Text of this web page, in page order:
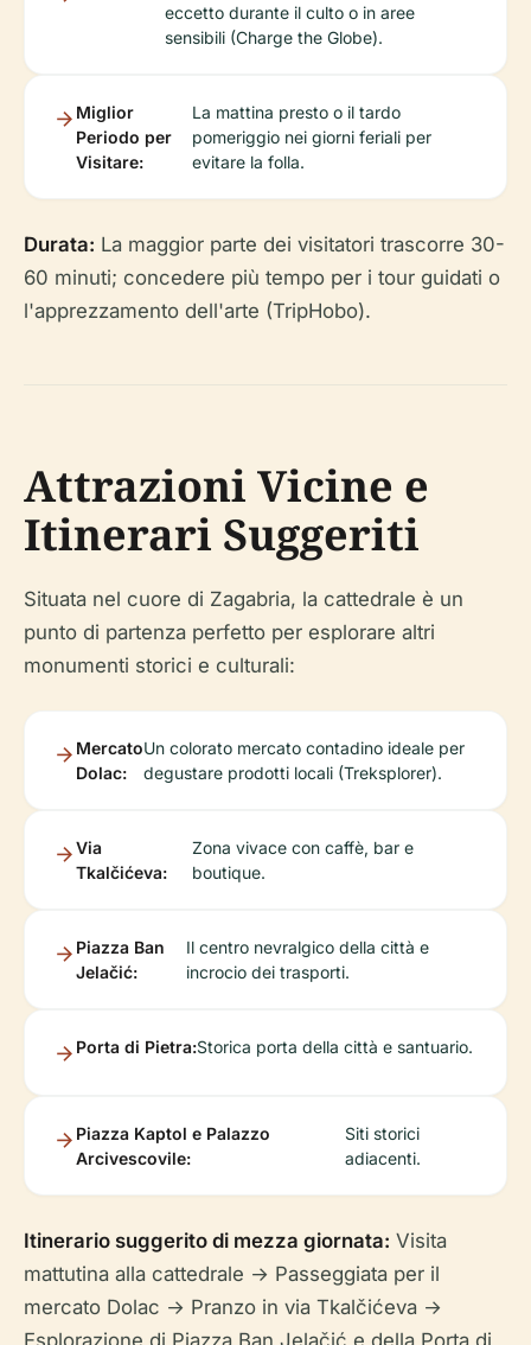
eccetto durante il culto o in aree
sensibili (Charge the Globe).
Miglior
Periodo per
Visitare:
La mattina presto o il tardo
pomeriggio nei giorni feriali per
evitare la folla.
Durata: La maggior parte dei visitatori trascorre 30-
60 minuti; concedere più tempo per i tour guidati o
l'apprezzamento dell'arte (TripHobo).
Attrazioni Vicine e
Itinerari Suggeriti
Situata nel cuore di Zagabria, la cattedrale è un
punto di partenza perfetto per esplorare altri
monumenti storici e culturali:
Mercato
Dolac:
Un colorato mercato contadino ideale per
degustare prodotti locali (Treksplorer).
Via
Tkalčićeva:
Zona vivace con caffè, bar e
boutique.
Piazza Ban
Jelačić:
Il centro nevralgico della città e
incrocio dei trasporti.
Porta di Pietra:Storica porta della città e santuario.
Piazza Kaptol e Palazzo
Arcivescovile:
Siti storici
adiacenti.
Itinerario suggerito di mezza giornata: Visita
mattutina alla cattedrale → Passeggiata per il
mercato Dolac → Pranzo in via Tkalčićeva →
Esplorazione di Piazza Ban Jelačić e della Porta di